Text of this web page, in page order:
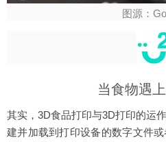
图源：
当食物遇
其实，3D食品打印与3D打印的运
建并加载到打印设备的数字文件